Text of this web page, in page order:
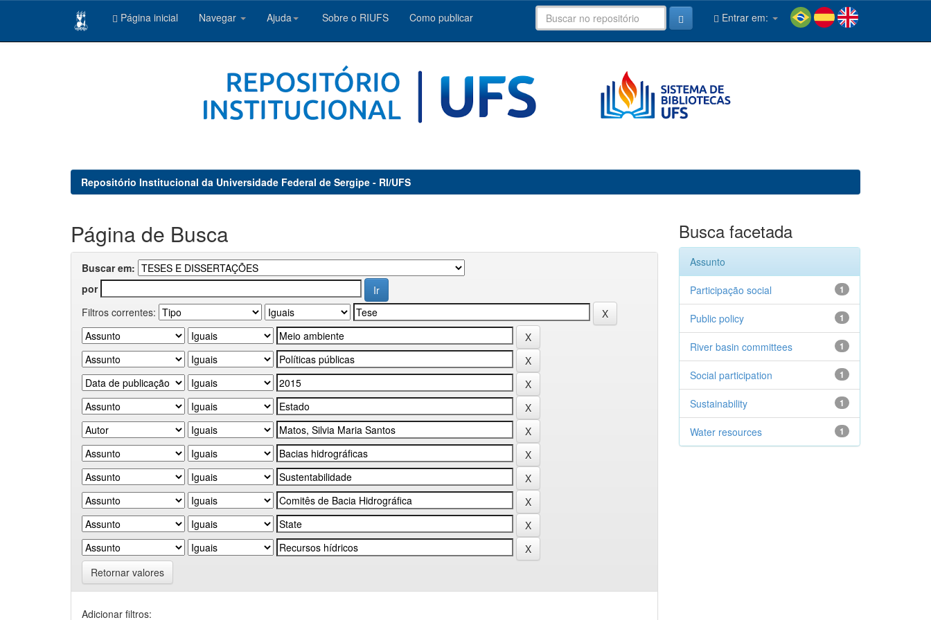
Página inicial Navegar Ajuda Sobre o RIUFS Como publicar Entrar em:
Repositório Institucional da Universidade Federal de Sergipe - RI/UFS
Página de Busca
Buscar em:
por
Filtros correntes:
Retornar valores
Adicionar filtros:
Busca facetada
Assunto
1
Participação social
1
Public policy
1
River basin committees
1
Social participation
1
Sustainability
1
Water resources